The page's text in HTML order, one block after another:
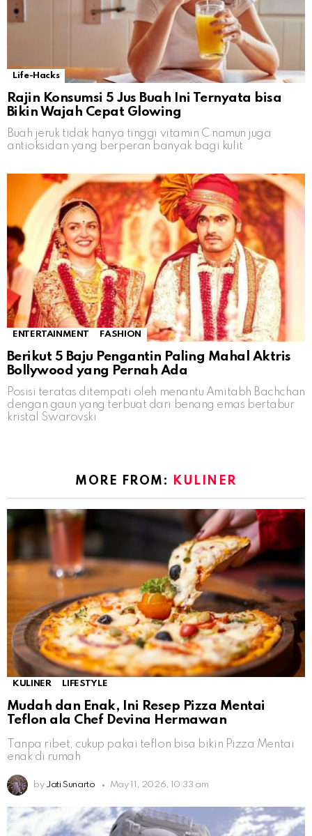
Life-Hacks
Rajin Konsumsi 5 Jus Buah Ini Ternyata bisa
Bikin Wajah Cepat Glowing
Buah jeruk tidak hanya tinggi vitamin C namun juga
antioksidan yang berperan banyak bagi kulit
ENTERTAINMENT FASHION
Berikut 5 Baju Pengantin Paling Mahal Aktris
Bollywood yang Pernah Ada
Posisi teratas ditempati oleh menantu Amitabh Bachchan
dengan gaun yang terbuat dari benang emas bertabur
kristal Swarovski
MORE FROM: KULINER
KULINER LIFESTYLE
Mudah dan Enak, Ini Resep Pizza Mentai
Teflon ala Chef Devina Hermawan
Tanpa ribet, cukup pakai teflon bisa bikin Pizza Mentai
enak di rumah
by Jati Sunarto May 11, 2026, 10:33 am